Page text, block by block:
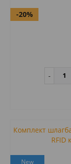
-20%
Комплект
RFID
New